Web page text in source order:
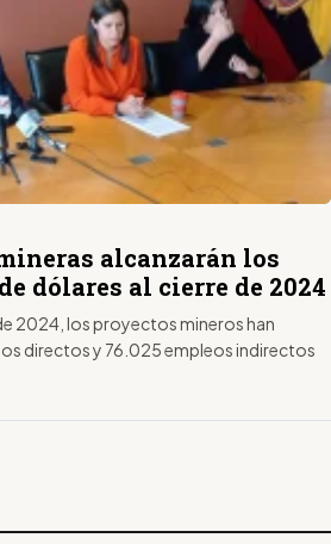
alcanzarán los
dólares al cierre de 2024
2024, los proyectos mineros han
directos y 76.025 empleos indirectos